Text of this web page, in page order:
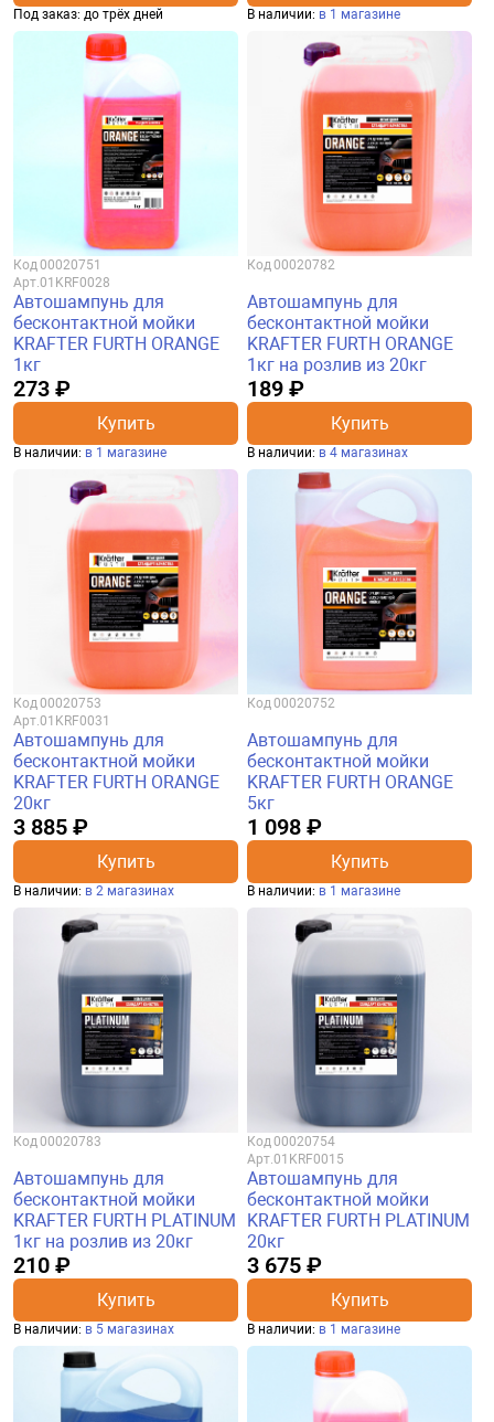
Под заказ: до трёх дней В наличии: в 1 магазине
Код00020751
Арт.01KRF0028
Автошампунь для
бесконтактной мойки
KRAFTER FURTH ORANGE
1кг
273 ₽
Купить
В наличии: в 1 магазине
Код00020782
Автошампунь для
бесконтактной мойки
KRAFTER FURTH ORANGE
1кг на розлив из 20кг
189 ₽
Купить
В наличии: в 4 магазинах
Код00020753
Арт.01KRF0031
Автошампунь для
бесконтактной мойки
KRAFTER FURTH ORANGE
20кг
3 885 ₽
Купить
В наличии: в 2 магазинах
Код00020752
Автошампунь для
бесконтактной мойки
KRAFTER FURTH ORANGE
5кг
1 098 ₽
Купить
В наличии: в 1 магазине
Код00020783
Автошампунь для
бесконтактной мойки
KRAFTER FURTH PLATINUM
1кг на розлив из 20кг
210 ₽
Купить
В наличии: в 5 магазинах
Код00020754
Арт.01KRF0015
Автошампунь для
бесконтактной мойки
KRAFTER FURTH PLATINUM
20кг
3 675 ₽
Купить
В наличии: в 1 магазине